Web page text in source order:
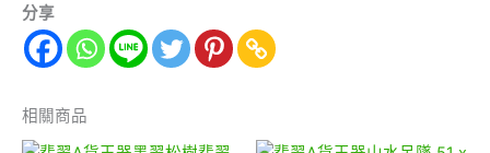
分享
相關商品